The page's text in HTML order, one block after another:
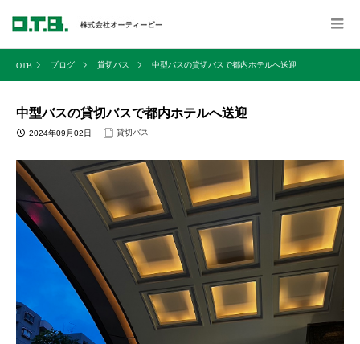
ブログ 貸切バス 中型バスの貸切バスで都内ホテルへ送迎
中型バスの貸切バスで都内ホテルへ送迎
2024年09月02日 貸切バス